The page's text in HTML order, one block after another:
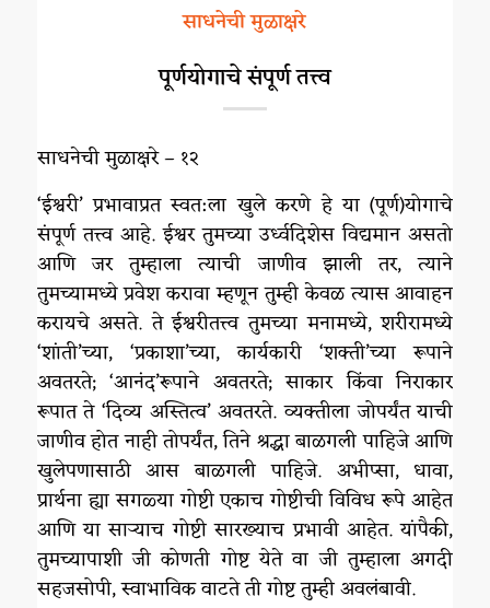
साधनेची मुळाक्षरे
पूर्णयोगाचे संपूर्ण तत्त्व
साधनेची मुळाक्षरे – १२
‘ईश्वरी’ प्रभावाप्रत स्वत:ला खुले करणे हे या (पूर्ण)योगाचे
संपूर्ण तत्त्व आहे. ईश्वर तुमच्या उर्ध्वदिशेस विद्यमान असतो
आणि जर तुम्हाला त्याची जाणीव झाली तर, त्याने
तुमच्यामध्ये प्रवेश करावा म्हणून तुम्ही केवळ त्यास आवाहन
करायचे असते. ते ईश्वरीतत्त्व तुमच्या मनामध्ये, शरीरामध्ये
‘शांती’च्या, ‘प्रकाशा’च्या, कार्यकारी ‘शक्ती’च्या रूपाने
अवतरते; ‘आनंद’रूपाने अवतरते; साकार किंवा निराकार
रूपात ते ‘दिव्य अस्तित्व’ अवतरते. व्यक्तीला जोपर्यंत याची
जाणीव होत नाही तोपर्यंत, तिने श्रद्धा बाळगली पाहिजे आणि
खुलेपणासाठी आस बाळगली पाहिजे. अभीप्सा, धावा,
प्रार्थना ह्या सगळ्या गोष्टी एकाच गोष्टीची विविध रूपे आहेत
आणि या साऱ्याच गोष्टी सारख्याच प्रभावी आहेत. यांपैकी,
तुमच्यापाशी जी कोणती गोष्ट येते वा जी तुम्हाला अगदी
सहजसोपी, स्वाभाविक वाटते ती गोष्ट तुम्ही अवलंबावी.